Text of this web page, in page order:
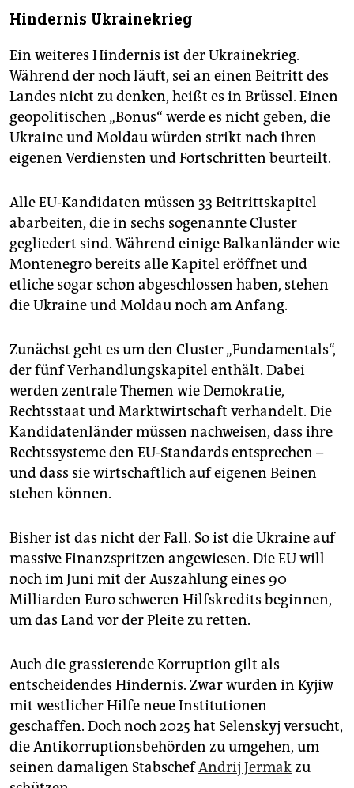
Hindernis Ukrainekrieg
Ein weiteres Hindernis ist der Ukrainekrieg.
Während der noch läuft, sei an einen Beitritt des
Landes nicht zu denken, heißt es in Brüssel. Einen
geopolitischen „Bonus“ werde es nicht geben, die
Ukraine und Moldau würden strikt nach ihren
eigenen Verdiensten und Fortschritten beurteilt.
Alle EU-Kandidaten müssen 33 Beitrittskapitel
abarbeiten, die in sechs sogenannte Cluster
gegliedert sind. Während einige Balkanländer wie
Montenegro bereits alle Kapitel eröffnet und
etliche sogar schon abgeschlossen haben, stehen
die Ukraine und Moldau noch am Anfang.
Zunächst geht es um den Cluster „Fundamentals“,
der fünf Verhandlungskapitel enthält. Dabei
werden zentrale Themen wie Demokratie,
Rechtsstaat und Marktwirtschaft verhandelt. Die
Kandidatenländer müssen nachweisen, dass ihre
Rechtssysteme den EU-Standards entsprechen –
und dass sie wirtschaftlich auf eigenen Beinen
stehen können.
Bisher ist das nicht der Fall. So ist die Ukraine auf
massive Finanzspritzen angewiesen. Die EU will
noch im Juni mit der Auszahlung eines 90
Milliarden Euro schweren Hilfskredits beginnen,
um das Land vor der Pleite zu retten.
Auch die grassierende Korruption gilt als
entscheidendes Hindernis. Zwar wurden in Kyjiw
mit westlicher Hilfe neue Institutionen
geschaffen. Doch noch 2025 hat Selenskyj versucht,
die Antikorruptionsbehörden zu umgehen, um
seinen damaligen StabschefAndrij Jermakzu